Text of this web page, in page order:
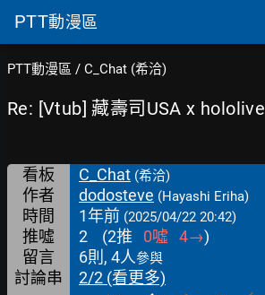
PTT動漫區
PTT動漫區 / C_Chat (希洽)
Re: [Vtub] 藏壽司USA x hololive
看板 C_Chat (希洽)
作者 dodosteve (Hayashi Eriha)
時間 1年前 (2025/04/22 20:42)
推噓 2 (2推 0噓 4→)
留言
6則, 4人參與
討論串 2/2 (看更多)